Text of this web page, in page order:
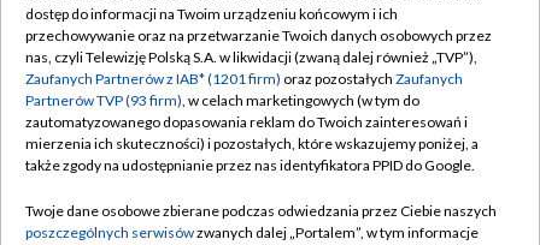
Abonament TVP
Emisja w TVP
Centrum informacji TVP
Naziemna Telewizja Cyfrowa
Rada Programowa
Regulamin TVP
Polityka prywatności
Moje zgody
Pomoc
Kontakt
dostęp do informacji na Twoim urządzeniu końcowym i ich
przechowywanie oraz na przetwarzanie Twoich danych osobowych przez
nas, czyli Telewizję Polską S.A. w likwidacji (zwaną dalej również „TVP”),
Zaufanych Partnerów z IAB* (1201 firm) oraz pozostałych Zaufanych
Partnerów TVP (93 firm), w celach marketingowych (w tym do
zautomatyzowanego dopasowania reklam do Twoich zainteresowań i
mierzenia ich skuteczności) i pozostałych, które wskazujemy poniżej, a
także zgody na udostępnianie przez nas identyfikatora PPID do Google.
Twoje dane osobowe zbierane podczas odwiedzania przez Ciebie naszych
poszczególnych serwisówzwanych dalej „Portalem”, w tym informacje